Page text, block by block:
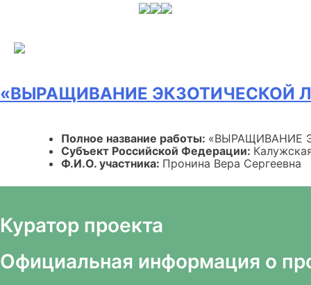
«ВЫРАЩИВАНИЕ ЭКЗОТИЧЕСКОЙ
Полное название работы: «ВЫРАЩИВАНИЕ
Субъект Российской Федерации:
Ф.И.О. участника: Пронина Вера Сергеевна
Куратор проекта
Официальная информация о